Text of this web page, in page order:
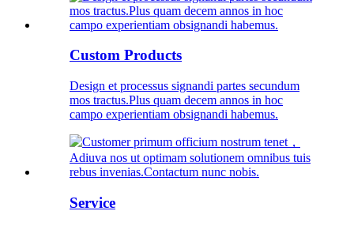
Custom Products
Design et processus signandi partes secundum
mos tractus.Plus quam decem annos in hoc
campo experientiam obsignandi habemus.
Service